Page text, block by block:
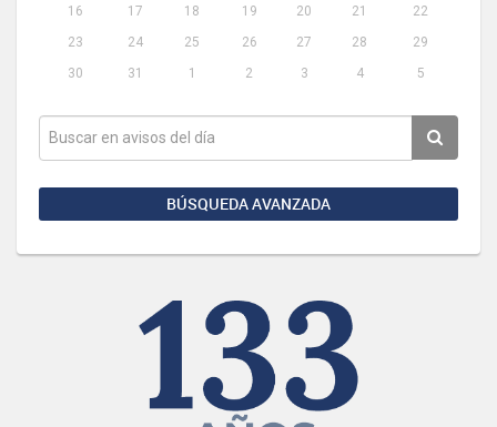
16
17 18 19 20 21
22
23
24 25 26 27 28
29
30
31 1 2 3 4 5
BÚSQUEDA AVANZADA